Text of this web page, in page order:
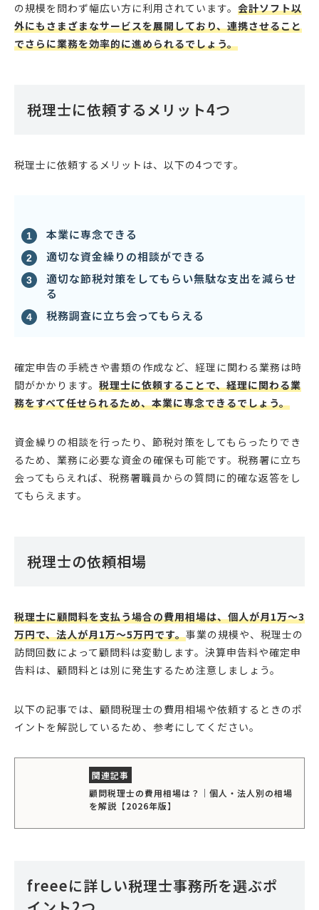
の規模を問わず幅広い方に利用されています。 会計ソフト以
外にもさまざまなサービスを展開しており、連携させること
でさらに業務を効率的に進められるでしょう。
税理士に依頼するメリット4つ
税理士に依頼するメリットは、以下の4つです。
本業に専念できる
適切な資金繰りの相談ができる
適切な節税対策をしてもらい無駄な支出を減らせ
る
税務調査に立ち会ってもらえる
確定申告の手続きや書類の作成など、経理に関わる業務は時
間がかかります。 税理士に依頼することで、経理に関わる業
務をすべて任せられるため、本業に専念できるでしょう。
資金繰りの相談を行ったり、節税対策をしてもらったりでき
るため、業務に必要な資金の確保も可能です。税務署に立ち
会ってもらえれば、税務署職員からの質問に的確な返答をし
てもらえます。
税理士の依頼相場
税理士に顧問料を支払う場合の費用相場は、個人が月1万〜3
万円で、法人が月1万〜5万円です。事業の規模や、税理士の
訪問回数によって顧問料は変動します。決算申告料や確定申
告料は、顧問料とは別に発生するため注意しましょう。
以下の記事では、顧問税理士の費用相場や依頼するときのポ
イントを解説しているため、参考にしてください。
顧問税理士の費用相場は？｜個人・法人別の相場
を解説【2026年版】
freeeに詳しい税理士事務所を選ぶポ